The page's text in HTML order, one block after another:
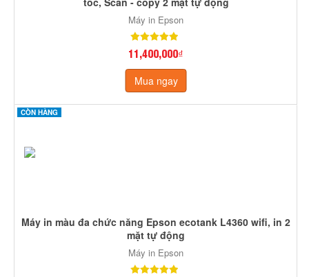
Máy in Epson
11,400,000₫
Mua ngay
CÒN HÀNG
Máy in màu đa chức năng Epson ecotank L4360 wifi, in 2
mặt tự động
Máy in Epson